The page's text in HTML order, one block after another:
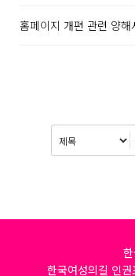
홈페이지 개편 관련 양해
한국여성의길 인